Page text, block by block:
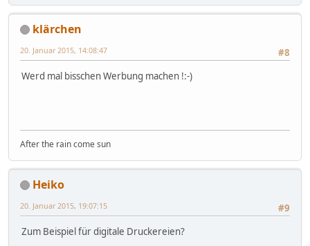
klärchen
#8
20. Januar 2015, 14:08:47
Werd mal bisschen Werbung machen !:-)
After the rain come sun
Heiko
#9
20. Januar 2015, 19:07:15
Zum Beispiel für digitale Druckereien?